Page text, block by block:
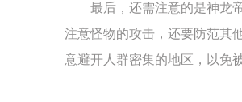
最后，还需注意的是神龙
注意怪物的攻击，还要防范其
意避开人群密集的地区，以免